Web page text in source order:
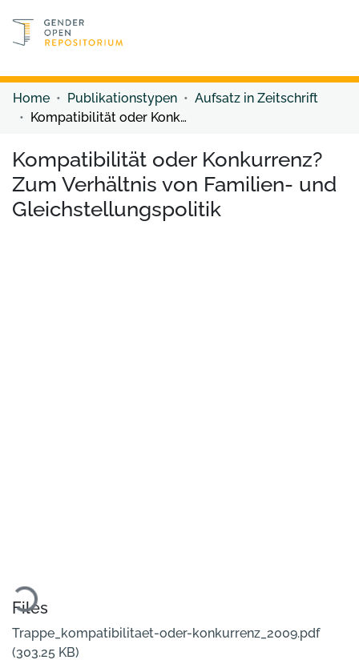
Discover content
Home Publikationstypen
Aufsatz in Zeitschrift
Kompatibilität oder Konkurrenz? Zum Verhältnis von Familien- und Gleichstellungspolitik
Kompatibilität oder Konkurrenz?
Zum Verhältnis von Familien- und
Gleichstellungspolitik
Loading...
Files
Trappe_kompatibilitaet-oder-konkurrenz_2009.pdf
(303.25 KB)